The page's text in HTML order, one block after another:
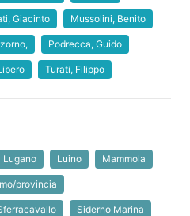
Giacinto Mussolini, Benito
Podrecca, Guido
Turati, Filippo
Lugano Luino Mammola
provincia
Siderno Marina